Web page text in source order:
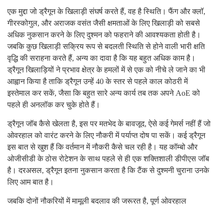
एक मुद्दा जो ड्रैगून के खिलाड़ी संघर्ष करते हैं, वह है स्थिति। फैंग और क्लॉ,
गीरस्कोगुल, और अराजक वसंत जैसी क्षमताओं के लिए खिलाड़ी को सबसे
अधिक नुकसान करने के लिए दुश्मन को फहराने की आवश्यकता होती है।
जबकि कुछ खिलाड़ी सक्रिय रूप से बदलती स्थिति से होने वाली भारी क्षति
वृद्धि की सराहना करते हैं, अन्य का दावा है कि यह बहुत अधिक काम है।
ड्रैगून खिलाड़ियों ने प्रभाव क्षेत्र के हमलों में से एक को नीचे ले जाने का भी
आह्वान किया है ताकि ड्रैगून उन्हें 40 के स्तर से पहले काल कोठरी में
इस्तेमाल कर सकें, जैसा कि बहुत सारे अन्य कार्य तब तक अपने AoE को
पहले ही अनलॉक कर चुके होते हैं।
ड्रैगून जॉब कैसे खेलता है, इस पर मतभेद के बावजूद, ऐसे कई गेमर्स नहीं हैं जो
ओवरहाल को वारंट करने के लिए नौकरी में पर्याप्त दोष पा सकें। कई ड्रैगून
इस बात से खुश हैं कि वर्तमान में नौकरी कैसे चल रही है। यह कॉम्बो और
ओजीसीडी के ठोस रोटेशन के साथ पहले से ही एक शक्तिशाली डीपीएस जॉब
है। दरअसल, ड्रैगून इतना नुकसान करता है कि टैंक से दुश्मनी चुराना उनके
लिए आम बात है।
जबकि दोनों नौकरियों में मामूली बदलाव की जरूरत है, पूर्ण ओवरहाल